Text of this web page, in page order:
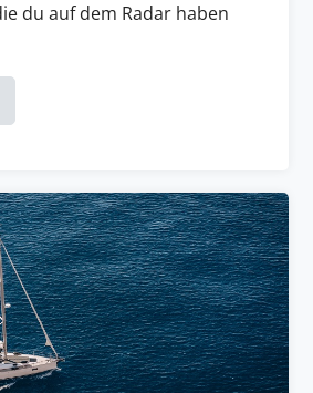
du auf dem Radar haben